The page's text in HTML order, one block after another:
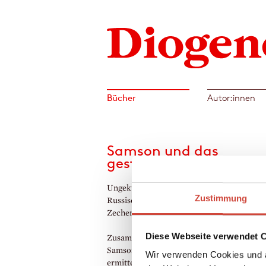
Zustimmung
Diese Webseite verwendet
Wir verwenden Cookies und
Bücher Autor:innen
Samson und das
gestohlene Herz
Ungekürzt gelesen von Loris Kubeng. Aus
Russischen von Johanna Marx und Claudia
Zecher
Zusammen mit seinem Kollegen Cholodnij
Samson wegen illegaler Fleischverkäufe
ermitteln. Doch kaum haben die beiden mit